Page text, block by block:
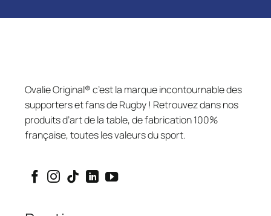
Ovalie Original® c’est la marque incontournable des
supporters et fans de Rugby ! Retrouvez dans nos
produits d’art de la table, de fabrication 100%
française, toutes les valeurs du sport.